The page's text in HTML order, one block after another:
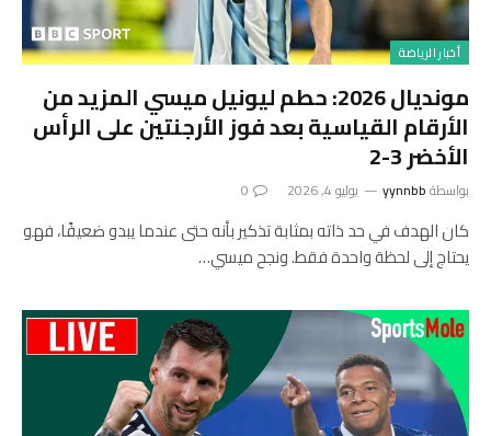
أخبار الرياضة
مونديال 2026: حطم ليونيل ميسي المزيد من
الأرقام القياسية بعد فوز الأرجنتين على الرأس
الأخضر 3-2
بواسطةyynnbb يوليو 4, 2026 0
كان الهدف في حد ذاته بمثابة تذكير بأنه حتى عندما يبدو ضعيفًا، فهو
يحتاج إلى لحظة واحدة فقط. ونجح ميسي…